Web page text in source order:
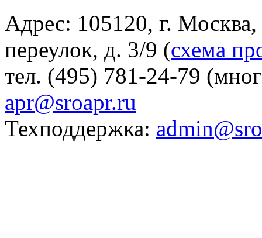
Адрес: 105120, г.
переулок, д. 3/9 (схема
тел. (495) 781-24-79
apr@sroapr.ru
Техподдержка: